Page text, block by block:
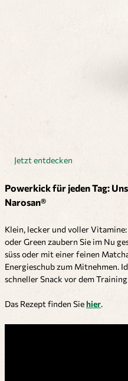
Jetzt entdecken
Powerkick für jeden Tag:
Narosan®
Klein, lecker und voller
oder Green zaubern Sie im Nu
süss oder mit einer feinen
Energieschub zum Mitnehmen.
schneller Snack vor dem
Das Rezept finden Siehier.